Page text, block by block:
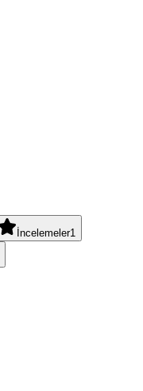
İncelemeler1